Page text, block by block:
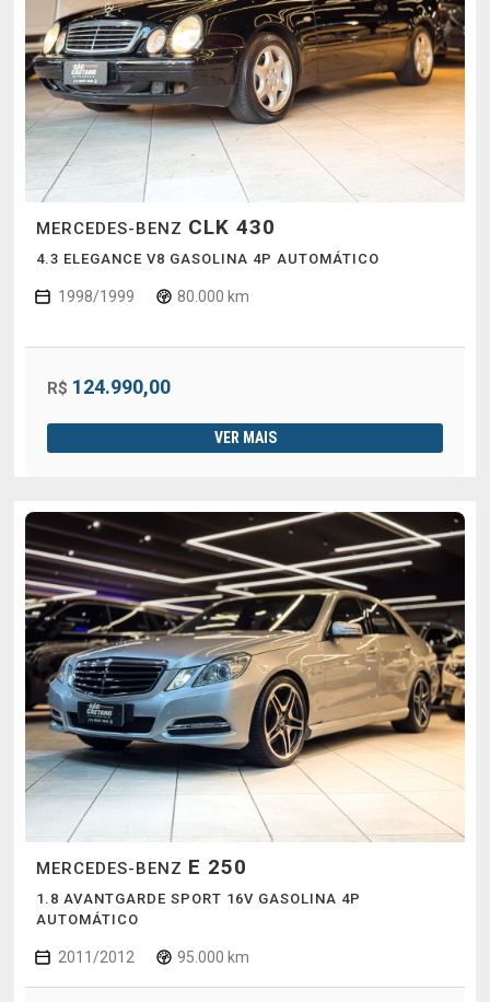
MERCEDES-BENZ CLK 430
4.3 ELEGANCE V8 GASOLINA 4P AUTOMÁTICO
1998/1999 80.000 km
R$ 124.990,00
VER MAIS
MERCEDES-BENZ E 250
1.8 AVANTGARDE SPORT 16V GASOLINA 4P
AUTOMÁTICO
2011/2012 95.000 km